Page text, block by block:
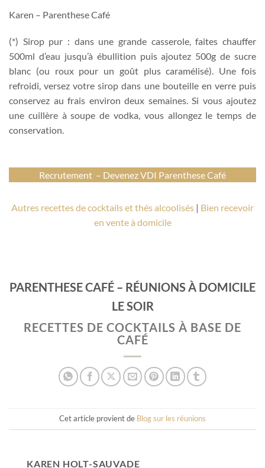
Karen – Parenthese Café
(*) Sirop pur : dans une grande casserole, faites chauffer
500ml d’eau jusqu’à ébullition puis ajoutez 500g de sucre
blanc (ou roux pour un goût plus caramélisé). Une fois
refroidi, versez votre sirop dans une bouteille en verre puis
conservez au frais environ deux semaines. Si vous ajoutez
une cuillère à soupe de vodka, vous allongez le temps de
conservation.
Recrutement – Devenez VDI Parenthese Café
Autres recettes de cocktails et thés alcoolisés | Bien recevoir
en vente à domicile
PARENTHESE CAFÉ – RÉUNIONS À DOMICILE
LE SOIR
RECETTES DE COCKTAILS À BASE DE
CAFÉ
Cet article provient de Blog sur les réunions
KAREN HOLT-SAUVADE